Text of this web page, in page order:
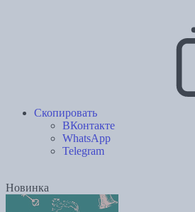
Скопировать
ВКонтакте
WhatsApp
Telegram
Новинка